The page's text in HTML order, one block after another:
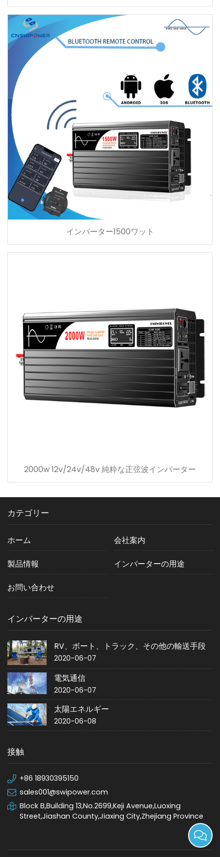
インバーター1500ワット
2000w 12v/24v/48v 純粋な正弦波インバーター
カテゴリー
ホーム 会社案内
製品情報 インバーターの用途
お問い合わせ
インバーターの用途
RV、ボート、トラック、その他の輸送手段
2020-06-07
電気通信
2020-06-07
太陽エネルギー
2020-06-08
接触
+86 18930395150
sales001@swipower.com
Block B,Building 13,No.2699,Keji Avenue,Luoxing
Street,Jiashan County,Jiaxing City,Zhejiang Province